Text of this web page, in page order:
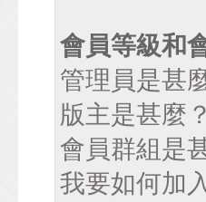
會員等級和
管理員是甚
版主是甚麼？
會員群組是
我要如何加